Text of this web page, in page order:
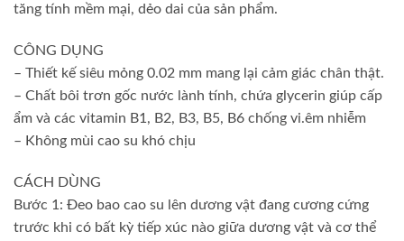
tăng tính mềm mại, dẻo dai của sản phẩm.
CÔNG DỤNG
– Thiết kế siêu mỏng 0.02 mm mang lại cảm giác chân thật.
– Chất bôi trơn gốc nước lành tính, chứa glycerin giúp cấp
ẩm và các vitamin B1, B2, B3, B5, B6 chống vi.êm nhiễm
– Không mùi cao su khó chịu
CÁCH DÙNG
Bước 1: Đeo bao cao su lên dương vật đang cương cứng
trước khi có bất kỳ tiếp xúc nào giữa dương vật và cơ thể